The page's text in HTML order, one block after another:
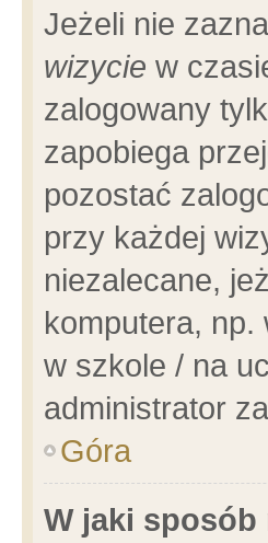
Jeżeli nie
wizycie w
zalogowany
zapobiega
pozostać
przy każdej
niezalecane,
komputera, np.
w szkole / na
administrator
Góra
W jaki